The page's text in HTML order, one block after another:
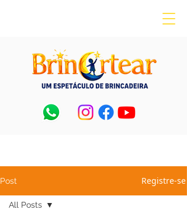
Post Registre-se
All Posts